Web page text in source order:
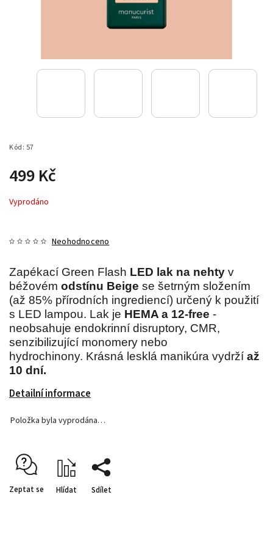
Kód: 57
499 Kč
Vyprodáno
Neohodnoceno
Zapékací Green Flash LED lak na nehty v
béžovém odstínu Beige se šetrným složením
(až 85% přírodních ingrediencí) určený k použití
s LED lampou. Lak je HEMA a 12-free -
neobsahuje endokrinní disruptory, CMR,
senzibilizující monomery nebo
hydrochinony. Krásná lesklá manikúra vydrží až
10 dní.
Detailní informace
Položka byla vyprodána…
Zeptat se Hlídat Sdílet